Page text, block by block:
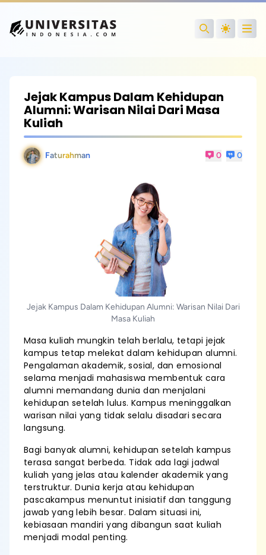
Search
Jejak Kampus Dalam Kehidupan
Alumni: Warisan Nilai Dari Masa
Kuliah
Faturahman 0 0
Jejak Kampus Dalam Kehidupan Alumni: Warisan Nilai Dari
Masa Kuliah
Masa kuliah mungkin telah berlalu, tetapi jejak
kampus tetap melekat dalam kehidupan alumni.
Pengalaman akademik, sosial, dan emosional
selama menjadi mahasiswa membentuk cara
alumni memandang dunia dan menjalani
kehidupan setelah lulus. Kampus meninggalkan
warisan nilai yang tidak selalu disadari secara
langsung.
Bagi banyak alumni, kehidupan setelah kampus
terasa sangat berbeda. Tidak ada lagi jadwal
kuliah yang jelas atau kalender akademik yang
terstruktur. Dunia kerja atau kehidupan
pascakampus menuntut inisiatif dan tanggung
jawab yang lebih besar. Dalam situasi ini,
kebiasaan mandiri yang dibangun saat kuliah
menjadi modal penting.